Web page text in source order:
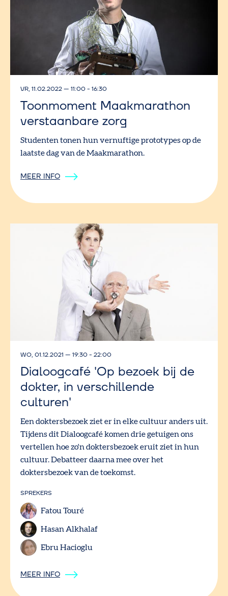
VR, 11.02.2022— 11:00 - 16:30
Toonmoment Maakmarathon
verstaanbare zorg
Studenten tonen hun vernuftige prototypes op de
laatste dag van de Maakmarathon.
MEER INFO
SPREKERS
Fatou Touré
Hasan Alkhalaf
Ebru Hacioglu
WO, 01.12.2021 — 19:30 - 22:00
Dialoogcafé 'Op bezoek bij de
dokter, in verschillende
culturen'
Een doktersbezoek ziet er in elke cultuur anders uit.
Tijdens dit Dialoogcafé komen drie getuigen ons
vertellen hoe zo'n doktersbezoek eruit ziet in hun
cultuur. Debatteer daarna mee over het
doktersbezoek van de toekomst.
MEER INFO